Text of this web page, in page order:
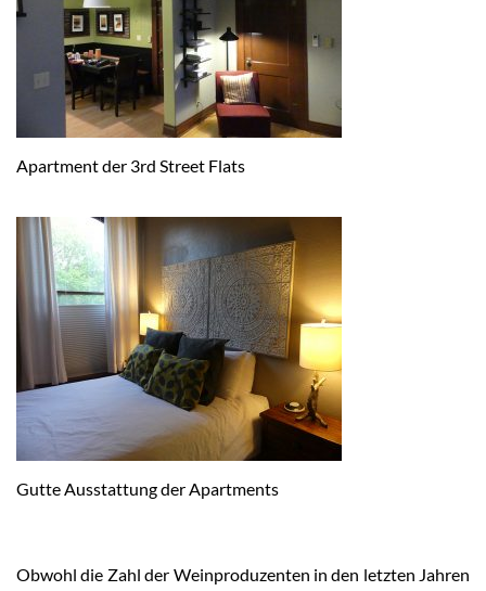
Apartment der 3rd Street Flats
Gutte Ausstattung der Apartments
Obwohl die Zahl der Weinproduzenten in den letzten Jahren